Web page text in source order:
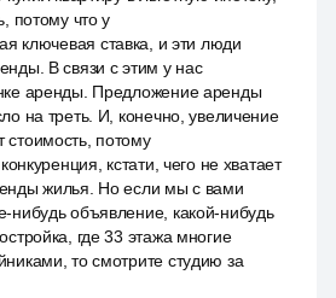
потому что у
ключевая ставка, и эти люди
В связи с этим у нас
аренды. Предложение аренды
на треть. И, конечно, увеличение
потому
кстати, чего не хватает
жилья. Но если мы с вами
нибудь объявление, какой-нибудь
где 33 этажа многие
то смотрите студию за